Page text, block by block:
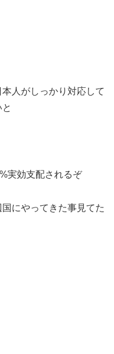
人がしっかり対応して
実効支配されるぞ
にやってきた事見てた